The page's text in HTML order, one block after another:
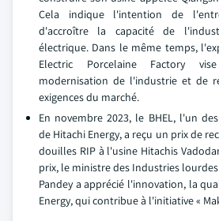
Cela indique l'intention de
d'accroître la capacité de
électrique. Dans le même temps,
Electric Porcelaine Factory
modernisation de l'industrie et de
exigences du marché.
En novembre 2023, le BHEL, l'un
de Hitachi Energy, a reçu un prix de
douilles RIP à l'usine Hitachis
prix, le ministre des Industries
Pandey a apprécié l'innovation, la
Energy, qui contribue à l'initiative «